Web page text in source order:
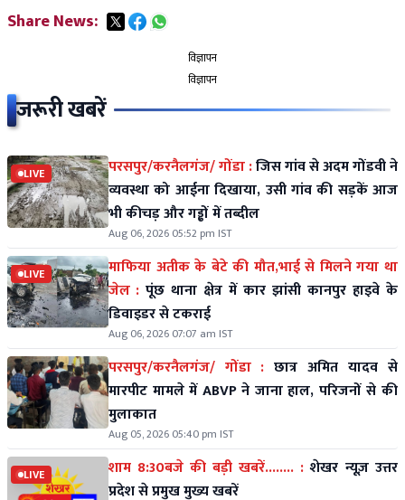
Share News:
विज्ञापन
विज्ञापन
जरूरी खबरें
LIVE परसपुर/करनैलगंज/ गोंडा :जिस गांव से अदम गोंडवी ने
व्यवस्था को आईना दिखाया, उसी गांव की सड़कें आज
भी कीचड़ और गड्ढों में तब्दील
Aug 06, 2026 05:52 pm IST
LIVE
माफिया अतीक के बेटे की मौत,भाई से मिलने गया था
जेल : पूंछ थाना क्षेत्र में कार झांसी कानपुर हाइवे के
डिवाइडर से टकराई
Aug 06, 2026 07:07 am IST
परसपुर/करनैलगंज/ गोंडा : छात्र अमित यादव से
मारपीट मामले में ABVP ने जाना हाल, परिजनों से की
मुलाकात
Aug 05, 2026 05:40 pm IST
LIVE शाम 8:30बजे की बड़ी खबरें........ : शेखर न्यूज़ उत्तर
प्रदेश से प्रमुख मुख्य खबरें